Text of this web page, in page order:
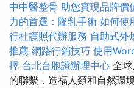
中中醫整骨 助您實現品牌價
力的首選：隆乳手術 如何使
行社護照代辦服務 自助式外
推薦 網路行銷技巧 使用
擇 台北台胞證辦理中心 全
的聯繫，造福人類和自然環